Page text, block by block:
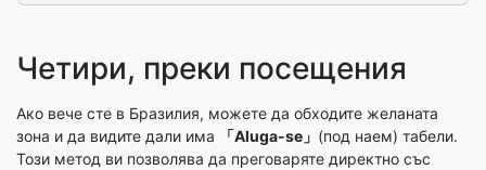
Четири, преки посещения
Ако вече сте в Бразилия, можете да обходите желаната
зона и да видите дали има
「Aluga-se」 (под наем) табели.
Този метод ви позволява да преговаряте директно със